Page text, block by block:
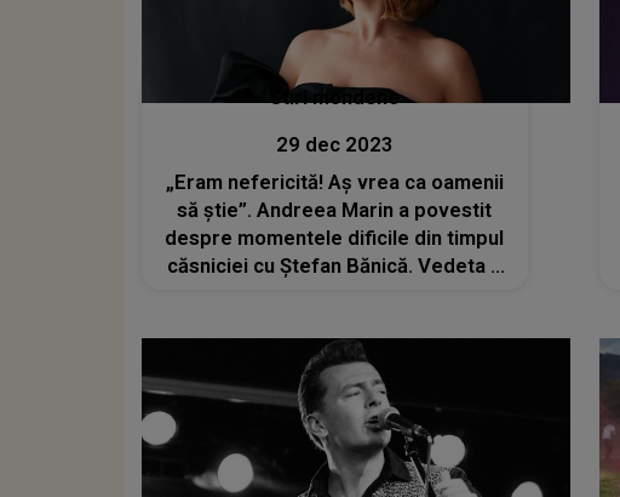
Stiri mondene
29 dec 2023
„Eram nefericită! Aș vrea ca oamenii
să știe”. Andreea Marin a povestit
despre momentele dificile din timpul
căsniciei cu Ștefan Bănică. Vedeta a